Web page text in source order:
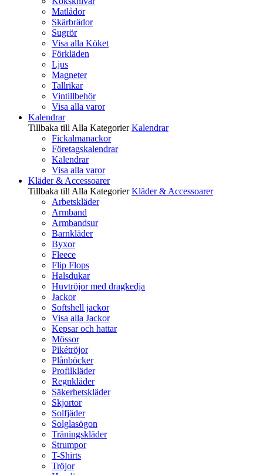
Matlådor
Skärbrädor
Sugrör
Visa alla Köket
Förkläden
Ljus
Magneter
Tallrikar
Vintillbehör
Visa alla varor
Kalendrar
Tillbaka till Alla Kategorier Kalendrar
Fickalmanackor
Företagskalendrar
Kalendrar
Visa alla varor
Kläder & Accessoarer
Tillbaka till Alla Kategorier Kläder & Accessoarer
Arbetskläder
Armband
Armbandsur
Barnkläder
Byxor
Fleece
Flip Flops
Halsdukar
Huvtröjor med dragkedja
Jackor
Softshell jackor
Visa alla Jackor
Kepsar och hattar
Mössor
Pikétröjor
Plånböcker
Profilkläder
Regnkläder
Säkerhetskläder
Skjortor
Solfjäder
Solglasögon
Träningskläder
Strumpor
T-Shirts
Tröjor